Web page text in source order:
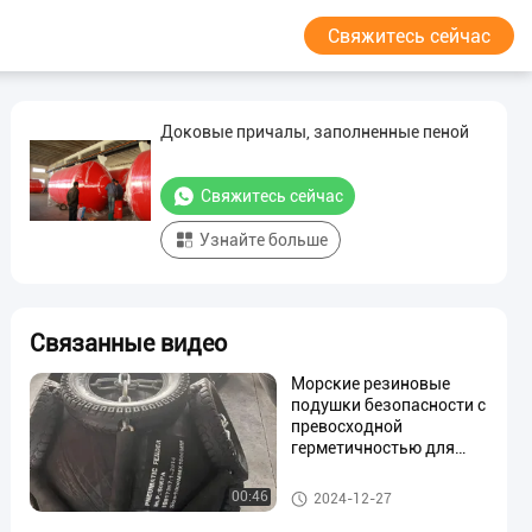
Свяжитесь сейчас
Доковые причалы, заполненные пеной
Свяжитесь сейчас
Узнайте больше
Связанные видео
00:46
Морские резиновые
подушки безопасности с
превосходной
герметичностью для
Обвайзеры заполненные пен
ой
2024-12-27